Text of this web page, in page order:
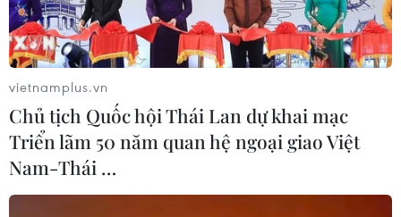
thêm nhiều người dân đến các điểm bỏ phiếu, vì trong
vòng bầu cử đầu tiên hồi tháng 12 vừa qua, tỷ lệ cử tri
đi bỏ phiếu thấp - chỉ đạt 11,22%.
vietnamplus.vn
Chủ tịch Quốc hội Thái Lan dự khai mạc
Triển lãm 50 năm quan hệ ngoại giao Việt
Nam-Thái …